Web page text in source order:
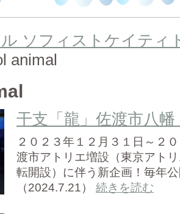
ソフィストケイティ
animal
干支「龍」佐渡市八
２０２３年１２月３１日～２
渡市アトリエ増設（東京アト
転開設）に伴う新企画！毎年
（2024.7.21） 続きを読む